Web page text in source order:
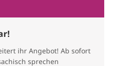
ihr Angebot! Ab sofort
sprechen